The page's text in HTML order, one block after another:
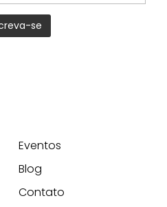
Eventos
Blog
Contato